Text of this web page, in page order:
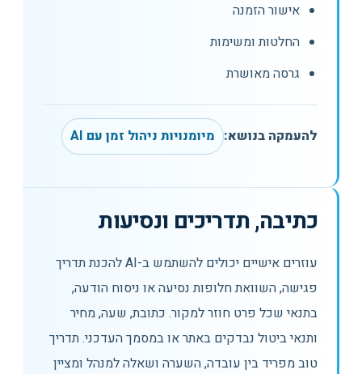
אישור הזמנה
החלטות ומשימות
גרסה מאושרת
להעמקה בנושא: מיומנויות ניהול זמן עם AI
כתיבה, תדריכים ונסיעות
עוזרים אישיים יכולים להשתמש ב-AI להכנת תדריך
פגישה, השוואת חלופות נסיעה או ניסוח הודעה,
בתנאי שכל פרט חוזר למקור. כתובת, שעה, מחיר
ותנאי ביטול נבדקים באתר או במסמך העדכני. תדריך
טוב מפריד בין עובדה, השערה ושאלה למנהל ומציין